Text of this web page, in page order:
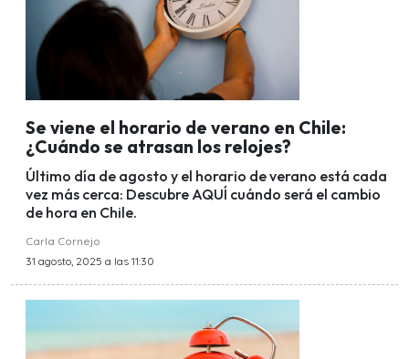
Se viene el horario de verano en Chile:
¿Cuándo se atrasan los relojes?
Último día de agosto y el horario de verano está cada
vez más cerca: Descubre AQUÍ cuándo será el cambio
de hora en Chile.
Carla Cornejo
31 agosto, 2025 a las 11:30